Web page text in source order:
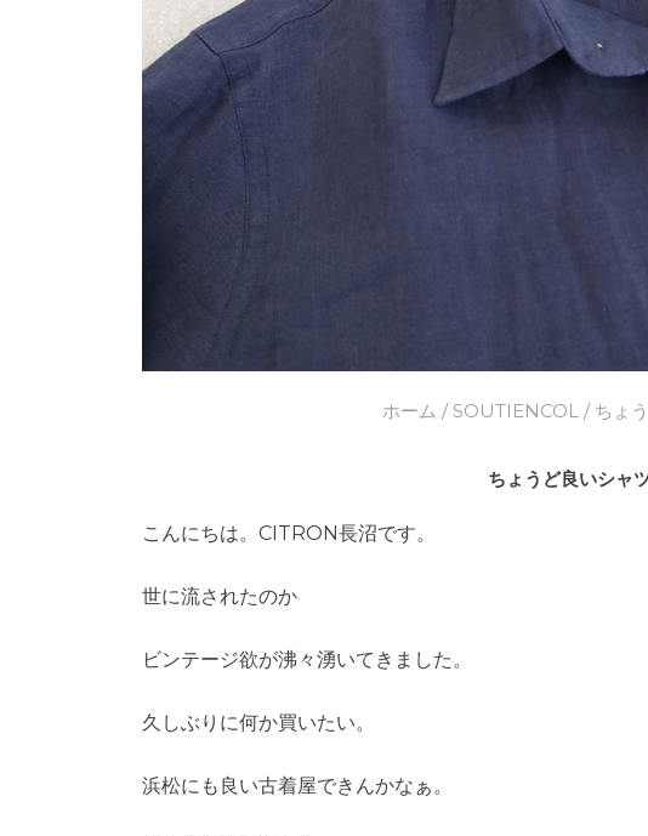
ホーム / SOUTIENCOL/ ちょう
ちょうど良いシャ
こんにちは。CITRON長沼です。
世に流されたのか
ビンテージ欲が沸々湧いてきました。
久しぶりに何か買いたい。
浜松にも良い古着屋できんかなぁ。